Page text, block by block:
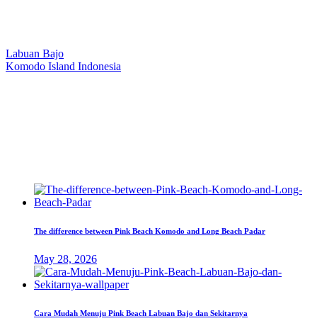
Labuan Bajo
Komodo Island Indonesia
The difference between Pink Beach Komodo and Long Beach Padar
May 28, 2026
Cara Mudah Menuju Pink Beach Labuan Bajo dan Sekitarnya